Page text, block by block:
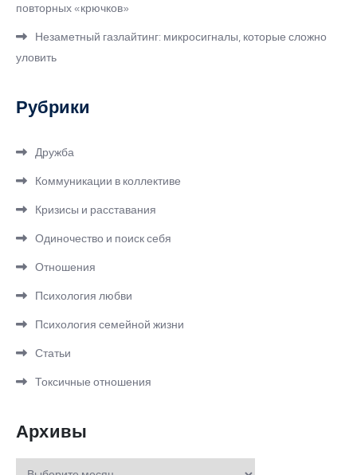
повторных «крючков»
Незаметный газлайтинг: микросигналы, которые сложно
уловить
Рубрики
Дружба
Коммуникации в коллективе
Кризисы и расставания
Одиночество и поиск себя
Отношения
Психология любви
Психология семейной жизни
Статьи
Токсичные отношения
Архивы
Архивы